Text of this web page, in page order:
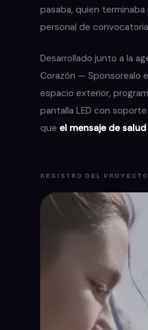
pasaba, quien
personal de
Desarrollado junto a la
Corazón — Sponsorealo
espacio exterior,
pantalla LED con
que el mensaje de
REGISTRO DEL PROYECTO